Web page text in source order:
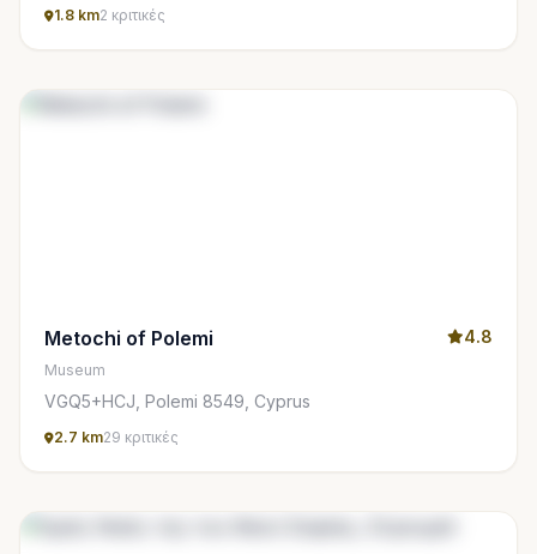
1.8 km2 κριτικές
Metochi of Polemi 4.8
Museum
VGQ5+HCJ, Polemi 8549, Cyprus
2.7 km29 κριτικές